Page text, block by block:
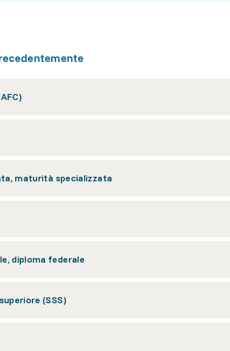
maturità specializzata
diploma federale
(SSS)